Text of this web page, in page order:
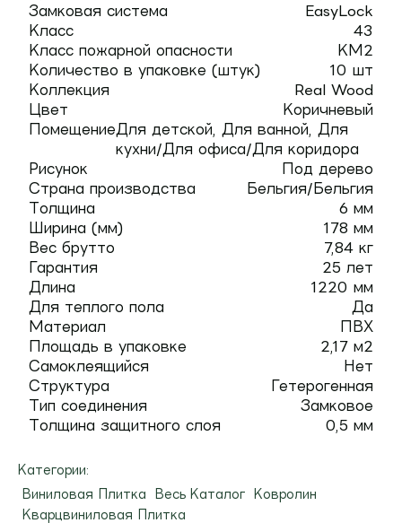
Замковая система
EasyLock
Класс
43
Класс пожарной опасности
КМ2
Количество в упаковке (штук)
10 шт
Коллекция
Real Wood
Цвет
Коричневый
ПомещениеДля детской, Для ванной, Для
кухни/Для офиса/Для коридора
Рисунок
Под дерево
Страна производства
Бельгия/Бельгия
Толщина
6 мм
Ширина (мм)
178 мм
Вес брутто
7,84 кг
Гарантия
25 лет
Длина
1220 мм
Для теплого пола
Да
Материал
ПВХ
Площадь в упаковке
2,17 м2
Самоклеящийся
Нет
Структура
Гетерогенная
Тип соединения
Замковое
Толщина защитного слоя
0,5 мм
Категории:
Виниловая Плитка
Весь Каталог
Ковролин
Кварцвиниловая Плитка